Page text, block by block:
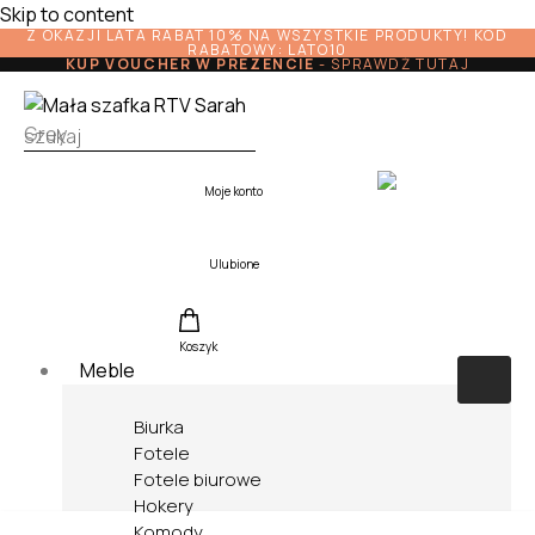
Skip to content
Z OKAZJI LATA RABAT 10% NA WSZYSTKIE PRODUKTY! KOD
RABATOWY: LATO10
KUP VOUCHER W PREZENCIE-SPRAWDŹ TUTAJ
Moje konto
Ulubione
Koszyk
Meble
Biurka
Fotele
Fotele biurowe
Hokery